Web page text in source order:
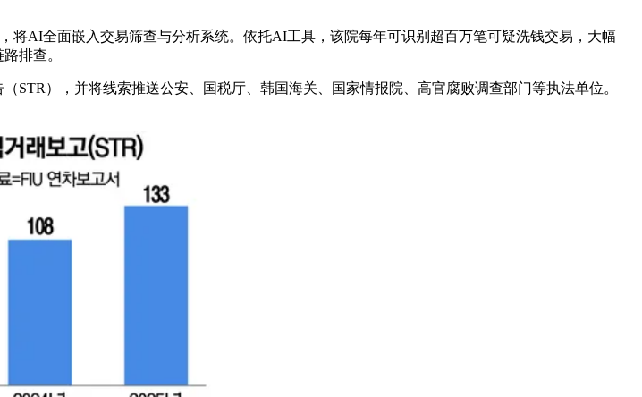
AI全面嵌入交易筛查与分析系统。依托AI工具，该院每年可识别超百万笔可疑洗钱交易，大幅
排查。
），并将线索推送公安、国税厅、韩国海关、国家情报院、高官腐败调查部门等执法单位。